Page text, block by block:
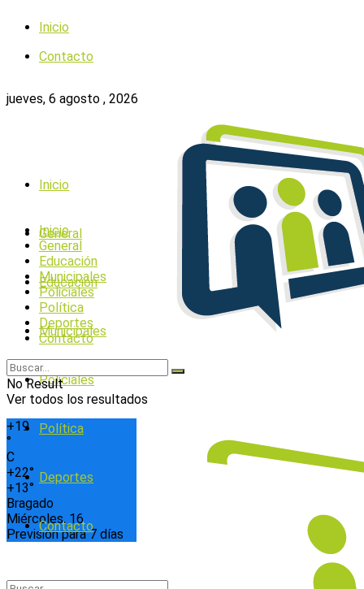
Inicio
Contacto
jueves, 6 agosto , 2026
+19
°
C
+22°
+13°
Bragado
Miércoles, 16
Previsión para 7 días
Inicio
General
Educación
Municipales
Policiales
Política
Deportes
Contacto
Inicio
General
Educación
Municipales
Policiales
Política
Deportes
Contacto
No Result
Ver todos los resultados